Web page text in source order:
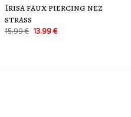
Irisa faux piercing nez
strass
15.99€ Le
13.99€Le